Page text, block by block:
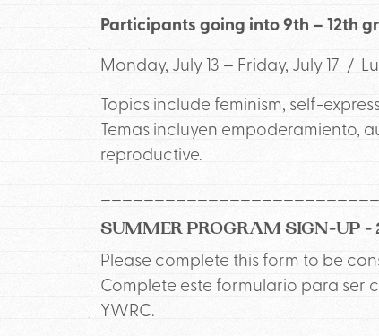
Participants going into 9th – 12th
Monday, July 13 – Friday, July 17 /
Topics include feminism, self-
Temas incluyen empoderamiento,
reproductive.
SUMMER PROGRAM SIGN-UP -
Please complete this form to be
Complete este formulario para ser
YWRC.